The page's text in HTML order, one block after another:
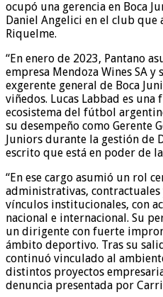
ocupó una gerencia en Boca
Daniel Angelici en el club que
Riquelme.
“En enero de 2023, Pantano
empresa Mendoza Wines SA y
exgerente general de Boca
viñedos. Lucas Labbad es
ecosistema del fútbol
su desempeño como Gerente
Juniors durante la gestión de
escrito que está en poder de la
“En ese cargo asumió un rol
administrativas,
vínculos institucionales, con
nacional e internacional. Su
un dirigente con fuerte
ámbito deportivo. Tras su
continuó vinculado al
distintos proyectos
denuncia presentada por